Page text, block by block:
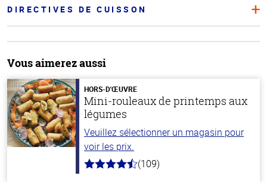
DIRECTIVES DE CUISSON
Vous aimerez aussi
HORS-D'ŒUVRE
Mini-rouleaux de printemps aux
légumes
Veuillez sélectionner un magasin pour
voir les prix.
4.8
(109)